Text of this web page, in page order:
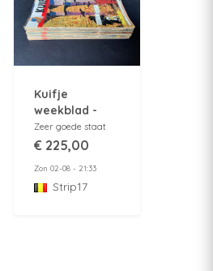
Kuifje
weekblad -
Volledige 5e
jaargang -
Zeer goede staat
€ 225,00
Zon 02-08 - 21:33
Strip17